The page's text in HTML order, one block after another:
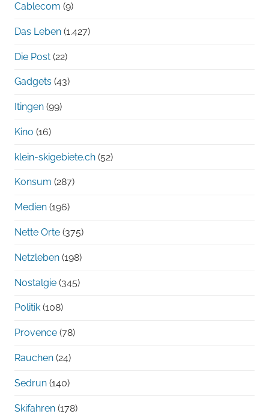
Cablecom (9)
Das Leben (1.427)
Die Post (22)
Gadgets (43)
Itingen (99)
Kino (16)
klein-skigebiete.ch (52)
Konsum (287)
Medien (196)
Nette Orte (375)
Netzleben (198)
Nostalgie (345)
Politik (108)
Provence (78)
Rauchen (24)
Sedrun (140)
Skifahren (178)